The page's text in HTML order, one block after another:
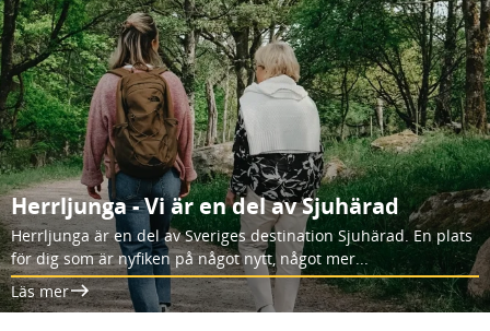
Herrljunga - Vi är en del av Sjuhärad
Herrljunga är en del av Sveriges destination Sjuhärad. En plats
för dig som är nyfiken på något nytt, något mer...
Läs mer